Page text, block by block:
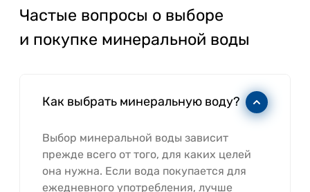
Частые вопросы о выборе
и покупке минеральной воды
Как выбрать минеральную воду?
Выбор минеральной воды зависит
прежде всего от того, для каких целей
она нужна. Если вода покупается для
ежедневного употребления, лучше